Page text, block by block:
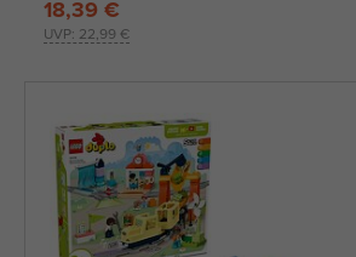
UVP: 22,99 €
18,39 €